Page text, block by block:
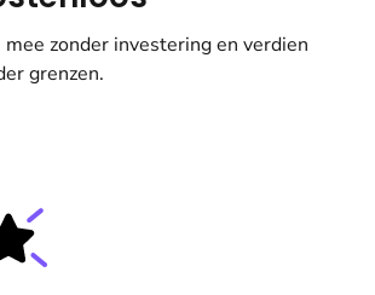
mee zonder investering en verdien
grenzen.